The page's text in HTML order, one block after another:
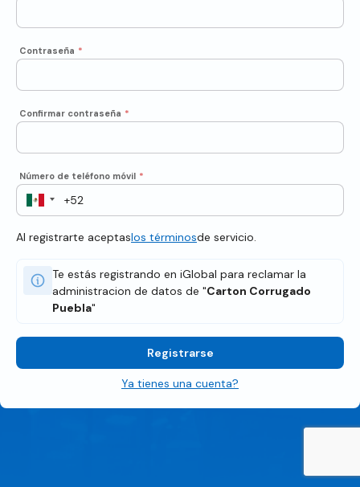
Contraseña *
Confirmar contraseña *
Número de teléfono móvil *
Al registrarte aceptaslos términosde servicio.
Te estás registrando en iGlobal para reclamar la
administracion de datos de "Carton Corrugado
Puebla"
Registrarse
Ya tienes una cuenta?